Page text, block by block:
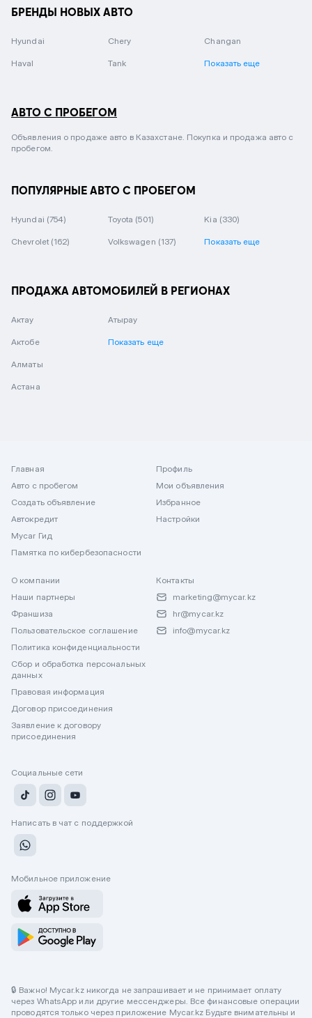
БРЕНДЫ НОВЫХ АВТО
Hyundai Chery Changan
Haval Tank Показать еще
АВТО С ПРОБЕГОМ
Объявления о продаже авто в Казахстане. Покупка и продажа авто с
пробегом.
ПОПУЛЯРНЫЕ АВТО С ПРОБЕГОМ
Hyundai (754) Toyota (501) Kia (330)
Chevrolet (162) Volkswagen (137) Показать еще
ПРОДАЖА АВТОМОБИЛЕЙ В РЕГИОНАХ
Актау
Актобе
Алматы
Астана
Атырау
Показать еще
Главная
Авто с пробегом
Создать объявление
Автокредит
Mycar Гид
Памятка по кибербезопасности
Профиль
Мои объявления
Избранное
Настройки
О компании
Наши партнеры
Франшиза
Пользовательское соглашение
Политика конфиденциальности
Сбор и обработка персональных
данных
Правовая информация
Договор присоединения
Заявление к договору
присоединения
Контакты
marketing@mycar.kz
hr@mycar.kz
info@mycar.kz
Социальные сети
Написать в чат с поддержкой
Мобильное приложение
🔒 Важно! Mycar.kz никогда не запрашивает и не принимает оплату
через WhatsApp или другие мессенджеры. Все финансовые операции
проводятся только через приложение Mycar.kz Будьте внимательны и